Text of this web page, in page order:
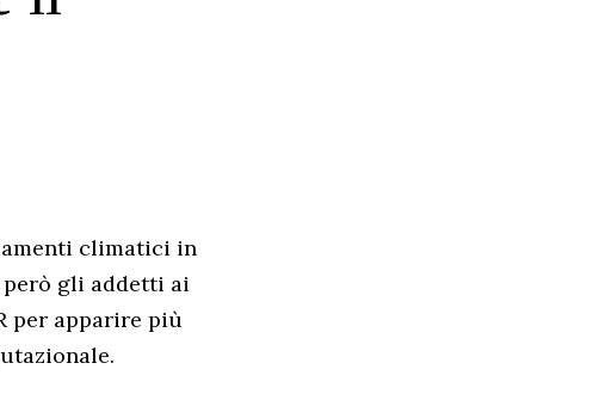
climatici in
gli addetti ai
per apparire più